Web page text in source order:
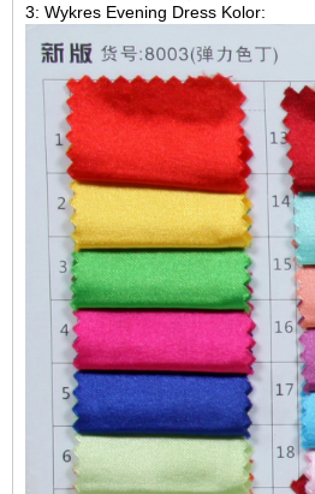
3: Wykres Evening Dress Kolor: